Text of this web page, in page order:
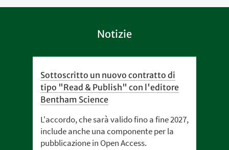
Notizie
Sottoscritto un nuovo contratto di
tipo "Read & Publish" con l'editore
Bentham Science
L'accordo, che sarà valido fino a fine 2027,
include anche una componente per la
pubblicazione in Open Access.